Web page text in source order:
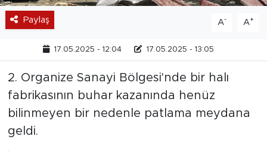
Paylaş A- A+
17.05.2025 - 12:04 17.05.2025 - 13:05
2. Organize Sanayi Bölgesi'nde bir halı
fabrikasının buhar kazanında henüz
bilinmeyen bir nedenle patlama meydana
geldi.